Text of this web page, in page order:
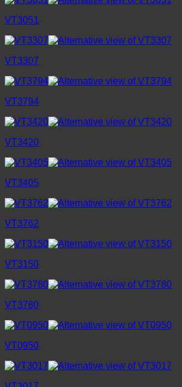
VT3051
VT3307
VT3794
VT3420
VT3405
VT3762
VT3150
VT3780
VT0950